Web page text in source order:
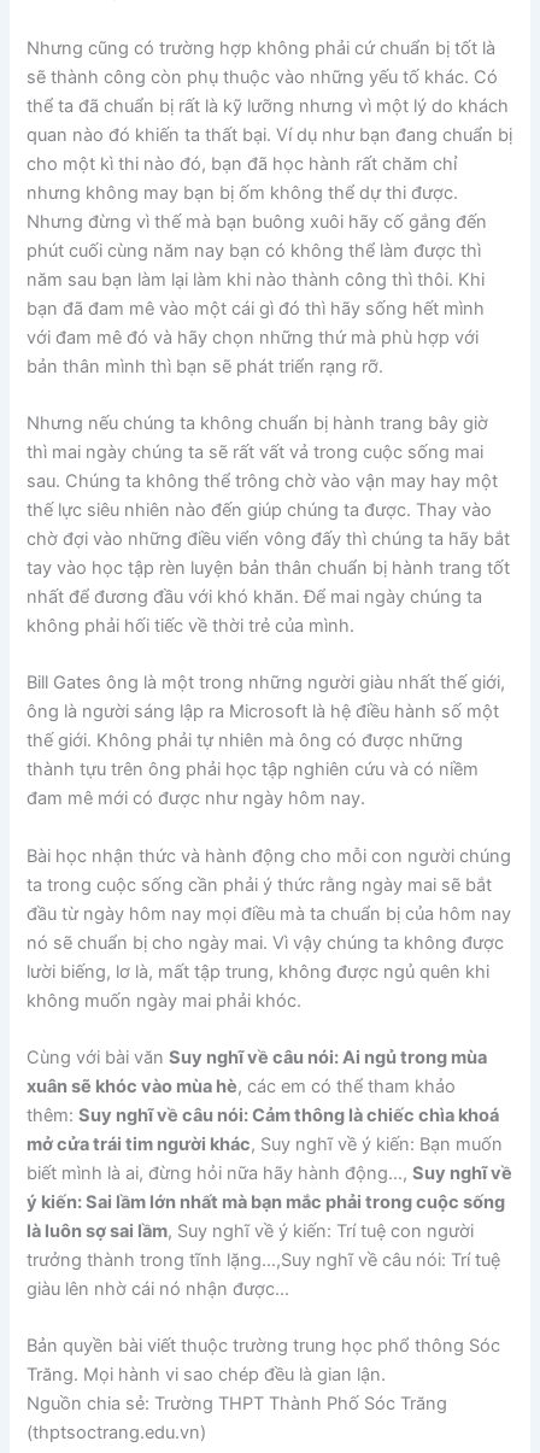
Nhưng cũng có trường hợp không phải cứ chuẩn bị tốt là
sẽ thành công còn phụ thuộc vào những yếu tố khác. Có
thể ta đã chuẩn bị rất là kỹ lưỡng nhưng vì một lý do khách
quan nào đó khiến ta thất bại. Ví dụ như bạn đang chuẩn bị
cho một kì thi nào đó, bạn đã học hành rất chăm chỉ
nhưng không may bạn bị ốm không thể dự thi được.
Nhưng đừng vì thế mà bạn buông xuôi hãy cố gắng đến
phút cuối cùng năm nay bạn có không thể làm được thì
năm sau bạn làm lại làm khi nào thành công thì thôi. Khi
bạn đã đam mê vào một cái gì đó thì hãy sống hết mình
với đam mê đó và hãy chọn những thứ mà phù hợp với
bản thân mình thì bạn sẽ phát triển rạng rỡ.
Nhưng nếu chúng ta không chuẩn bị hành trang bây giờ
thì mai ngày chúng ta sẽ rất vất vả trong cuộc sống mai
sau. Chúng ta không thể trông chờ vào vận may hay một
thế lực siêu nhiên nào đến giúp chúng ta được. Thay vào
chờ đợi vào những điều viển vông đấy thì chúng ta hãy bắt
tay vào học tập rèn luyện bản thân chuẩn bị hành trang tốt
nhất để đương đầu với khó khăn. Để mai ngày chúng ta
không phải hối tiếc về thời trẻ của mình.
Bill Gates ông là một trong những người giàu nhất thế giới,
ông là người sáng lập ra Microsoft là hệ điều hành số một
thế giới. Không phải tự nhiên mà ông có được những
thành tựu trên ông phải học tập nghiên cứu và có niềm
đam mê mới có được như ngày hôm nay.
Bài học nhận thức và hành động cho mỗi con người chúng
ta trong cuộc sống cần phải ý thức rằng ngày mai sẽ bắt
đầu từ ngày hôm nay mọi điều mà ta chuẩn bị của hôm nay
nó sẽ chuẩn bị cho ngày mai. Vì vậy chúng ta không được
lười biếng, lơ là, mất tập trung, không được ngủ quên khi
không muốn ngày mai phải khóc.
Cùng với bài vănSuy nghĩ về câu nói: Ai ngủ trong mùa
xuân sẽ khóc vào mùa hè, các em có thể tham khảo
thêm:Suy nghĩ về câu nói: Cảm thông là chiếc chìa khoá
mở cửa trái tim người khác, Suy nghĩ về ý kiến: Bạn muốn
biết mình là ai, đừng hỏi nữa hãy hành động…,Suy nghĩ về
ý kiến: Sai lầm lớn nhất mà bạn mắc phải trong cuộc sống
là luôn sợ sai lầm, Suy nghĩ về ý kiến: Trí tuệ con người
trưởng thành trong tĩnh lặng…,Suy nghĩ về câu nói: Trí tuệ
giàu lên nhờ cái nó nhận được…
Bản quyền bài viết thuộc trường trung học phổ thông Sóc
Trăng. Mọi hành vi sao chép đều là gian lận.
Nguồn chia sẻ: Trường THPT Thành Phố Sóc Trăng
(thptsoctrang.edu.vn)